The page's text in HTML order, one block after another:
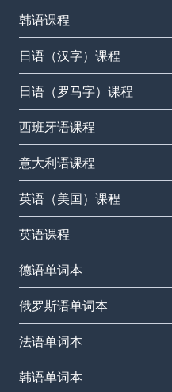
韩语课程
日语（汉字）课程
日语（罗马字）课程
西班牙语课程
意大利语课程
英语（美国）课程
英语课程
德语单词本
俄罗斯语单词本
法语单词本
韩语单词本